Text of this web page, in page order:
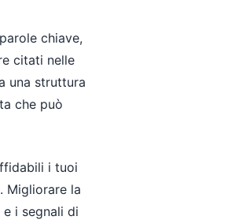
chiave,
citati nelle
una struttura
che può
i tuoi
Migliorare la
i segnali di